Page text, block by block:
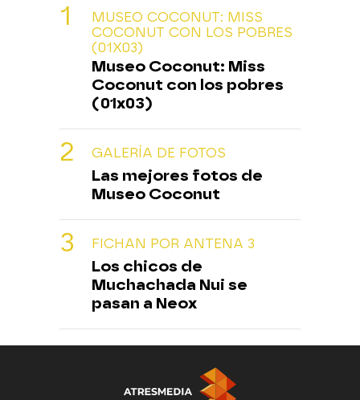
MUSEO COCONUT: MISS
COCONUT CON LOS POBRES
(01X03)
Museo Coconut: Miss
Coconut con los pobres
(01x03)
GALERÍA DE FOTOS
Las mejores fotos de
Museo Coconut
FICHAN POR ANTENA 3
Los chicos de
Muchachada Nui se
pasan a Neox